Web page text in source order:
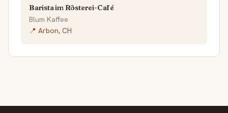
Barista im Rösterei-Café
Blum Kaffee
📍 Arbon, CH